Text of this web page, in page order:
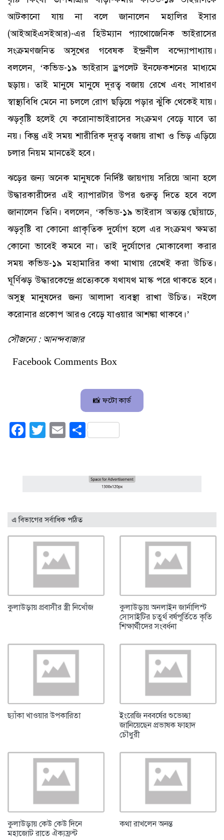
আটকানো যায় না বলে জানালেন মহালির ইসার
(আইআইএসইআর)-এর হিউম্যান প্যাথোজেনিক ভাইরাসের
সংক্রমণজনিত অসুখের গবেষক ইন্দ্রনীল বন্দ্যোপাধ্যায়।
বললেন, ‘কভিড-১৯ ভাইরাস ড্রপলেট ইনফেকশনের মাধ্যমে
ছড়ায়। তাই মানুষে মানুষে দূরত্ব বজায় রেখে এবং সাধারণ
স্বাস্থ্যবিধি মেনে না চললে রোগ ছড়িয়ে পড়ার ঝুঁকি থেকেই যায়।
ঝড়বৃষ্টি হলেই যে করোনাভাইরাসের সংক্রমণ বেড়ে যাবে তা
নয়। কিন্তু এই সময় শারীরিক দূরত্ব বজায় রাখা ও ভিড় এড়িয়ে
চলার নিয়ম মানতেই হবে।
ঝড়ের জন্য অনেক মানুষকে নির্দিষ্ট জায়গায় সরিয়ে আনা হলে
উদ্ধারকারীদের এই ব্যাপারটার উপর গুরুত্ব দিতে হবে বলে
জানালেন তিনি। বললেন, ‘কভিড-১৯ ভাইরাস অত্যন্ত ছোঁয়াচে,
ঝড়বৃষ্টি বা কোনো প্রাকৃতিক দুর্যোগ হলে এর সংক্রমণ ক্ষমতা
কোনো ভাবেই কমবে না। তাই দুর্যোগের মোকাবেলা করার
সময় কভিড-১৯ মহামারির কথা মাথায় রেখেই করা উচিত।
ঘূর্ণিঝড় উদ্ধারকেন্দ্রে প্রত্যেককে যথাযথ মাস্ক পরে থাকতে হবে।
অসুস্থ মানুষদের জন্য আলাদা ব্যবস্থা রাখা উচিত। নইলে
করোনার প্রকোপ আরও বেড়ে যাওয়ার আশঙ্কা থাকবে।’
সৌজন্যে : আনন্দবাজার
Facebook Comments Box
📸 ফটো কার্ড
Facebook
Twitter
EmailShare
এ বিভাগের সর্বাধিক পঠিত
কুলাউড়ায় প্রবাসীর স্ত্রী নিখোঁজ
কুলাউড়ায় অনলাইন জার্নালিস্ট
সোসাইটির চতুর্থ বর্ষপূর্তিতে কৃতি
শিক্ষার্থীদের সংবর্ধনা
ছ্যাঁকা খাওয়ার উপকারিতা
ইংরেজি নববর্ষের শুভেচ্ছা
জানিয়েছেন প্রভাষক ফাহাদ
চৌধুরী
কুলাউড়ায় কেউ কেউ দিনে
মহাজোট রাতে ঐক্যফ্রন্ট
কথা রাখলেন অনন্ত